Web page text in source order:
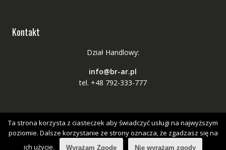
Kontakt
Dział Handlowy:
info@br-ar.pl
tel. +48 792-333-777
Ta strona korzysta z ciasteczek aby świadczyć usługi na najwyższym
poziomie. Dalsze korzystanie ze strony oznacza, że zgadzasz się na
ich użycie.
Wyrażam Zgodę Nie wyrażam zgody